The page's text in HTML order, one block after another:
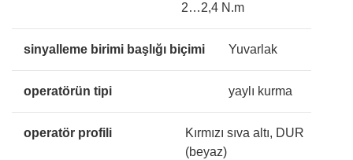
2…2,4 N.m
sinyalleme birimi başlığı biçimi Yuvarlak
operatörün tipi yaylı kurma
operatör profili
Kırmızı sıva altı, DUR
(beyaz)